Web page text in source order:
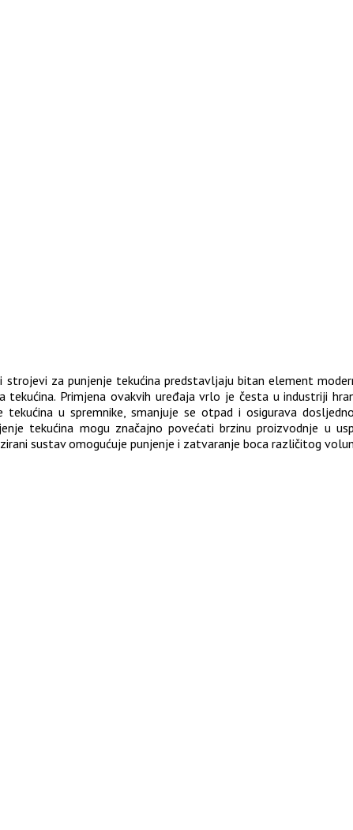
za punjenje tekućina predstavljaju bitan element
Primjena ovakvih uređaja vrlo je česta u industriji
u spremnike, smanjuje se otpad i osigurava
tekućina mogu značajno povećati brzinu proizvodnje u
sustav omogućuje punjenje i zatvaranje boca različitog